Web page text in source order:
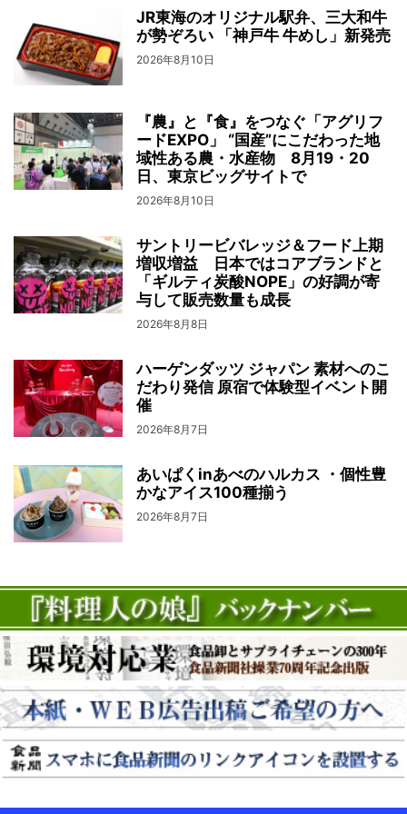
JR東海のオリジナル駅弁、三大和牛
が勢ぞろい 「神戸牛 牛めし」新発売
2026年8月10日
『農』と『食』をつなぐ「アグリフ
ードEXPO」 “国産”にこだわった地
域性ある農・水産物 8月19・20
日、東京ビッグサイトで
2026年8月10日
サントリービバレッジ＆フード上期
増収増益 日本ではコアブランドと
「ギルティ炭酸NOPE」の好調が寄
与して販売数量も成長
2026年8月8日
ハーゲンダッツ ジャパン 素材へのこ
だわり発信 原宿で体験型イベント開
催
2026年8月7日
あいぱくinあべのハルカス ・個性豊
かなアイス100種揃う
2026年8月7日